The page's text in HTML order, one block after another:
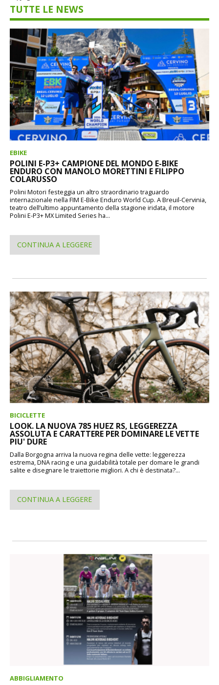
TUTTE LE NEWS
EBIKE
POLINI E-P3+ CAMPIONE DEL MONDO E-BIKE
ENDURO CON MANOLO MORETTINI E FILIPPO
COLARUSSO
Polini Motori festeggia un altro straordinario traguardo
internazionale nella FIM E-Bike Enduro World Cup. A Breuil-Cervinia,
teatro dell’ultimo appuntamento della stagione iridata, il motore
Polini E-P3+ MX Limited Series ha...
CONTINUA A LEGGERE
BICICLETTE
LOOK. LA NUOVA 785 HUEZ RS, LEGGEREZZA
ASSOLUTA E CARATTERE PER DOMINARE LE VETTE
PIU' DURE
Dalla Borgogna arriva la nuova regina delle vette: leggerezza
estrema, DNA racing e una guidabilità totale per domare le grandi
salite e disegnare le traiettorie migliori. A chi è destinata?...
CONTINUA A LEGGERE
ABBIGLIAMENTO